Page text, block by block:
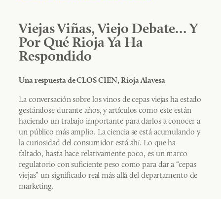
Viejas Viñas, Viejo Debate… Y
Por Qué Rioja Ya Ha
Respondido
Una respuesta de CLOS CIEN, Rioja Alavesa
La conversación sobre los vinos de cepas viejas ha estado
gestándose durante años, y artículos como este están
haciendo un trabajo importante para darlos a conocer a
un público más amplio. La ciencia se está acumulando y
la curiosidad del consumidor está ahí. Lo que ha
faltado, hasta hace relativamente poco, es un marco
regulatorio con suficiente peso como para dar a “cepas
viejas” un significado real más allá del departamento de
marketing.